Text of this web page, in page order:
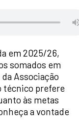
em 2025/26,
somados em
Associação
técnico prefere
às metas
a vontade